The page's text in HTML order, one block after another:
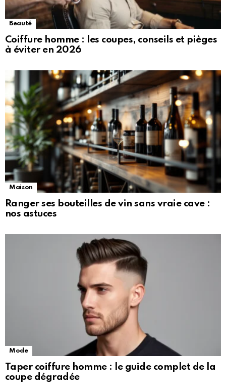
Beauté
Coiffure homme : les coupes, conseils et pièges
à éviter en 2026
Maison
Ranger ses bouteilles de vin sans vraie cave :
nos astuces
Mode
Taper coiffure homme : le guide complet de la
coupe dégradée